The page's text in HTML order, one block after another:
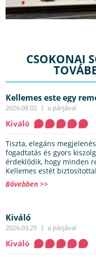
CSOKONAI
Kellemes este egy
2026.08.02 a párjával
Kiváló
Tiszta, elegáns
fogadtatás és gyors
érdeklődik, hogy minden
Kellemes estét
Bővebben >>
Kiváló
2026.03.25 a párjával
Kiváló